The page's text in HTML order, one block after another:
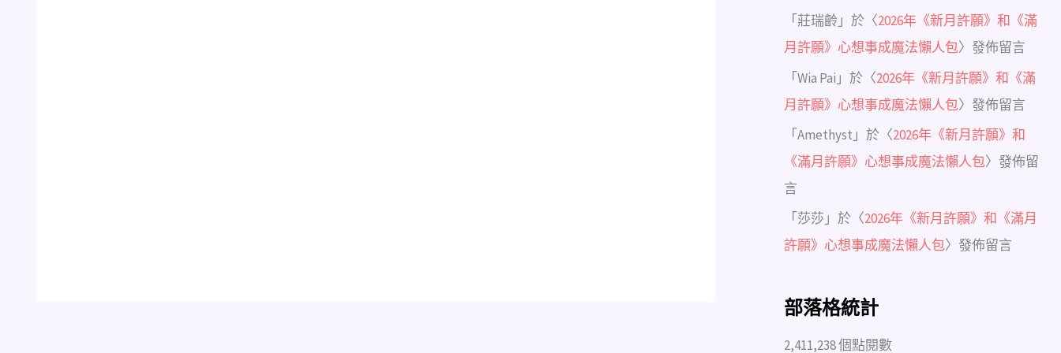
「莊瑞齡 」於〈2026年《新月許願》和《滿
月許願》心想事成魔法懶人包〉發佈留言
「Wia Pai 」於〈2026年《新月許願》和《滿
月許願》心想事成魔法懶人包〉發佈留言
「Amethyst 」於〈2026年《新月許願》和
《滿月許願》心想事成魔法懶人包〉發佈留
言
「 莎莎 」於〈2026年《新月許願》和《滿月
許願》心想事成魔法懶人包〉發佈留言
部落格統計
2,411,238 個點閱數